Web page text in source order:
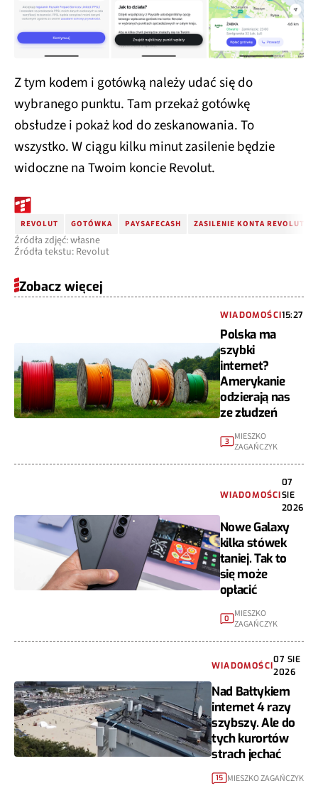
Z tym kodem i gotówką należy udać się do
wybranego punktu. Tam przekaż gotówkę
obsłudze i pokaż kod do zeskanowania. To
wszystko. W ciągu kilku minut zasilenie będzie
widoczne na Twoim koncie Revolut.
REVOLUT GOTÓWKA PAYSAFECASH ZASILENIE KONTA REVOLUT
Źródła zdjęć: własne
Źródła tekstu: Revolut
Zobacz więcej
WIADOMOŚCI15:27
Polska ma
szybki
internet?
Amerykanie
odzierają nas
ze złudzeń
3
MIESZKO
ZAGAŃCZYK
WIADOMOŚCI
07
SIE
2026
Nowe Galaxy
kilka stówek
taniej. Tak to
się może
opłacić
0 MIESZKO
ZAGAŃCZYK
WIADOMOŚCI
07 SIE
2026
Nad Bałtykiem
internet 4 razy
szybszy. Ale do
tych kurortów
strach jechać
15 MIESZKO ZAGAŃCZYK